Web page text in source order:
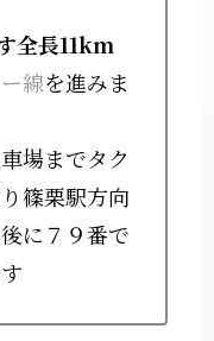
全長11km
線を進みま
場までタク
篠栗駅方向
に７９番で